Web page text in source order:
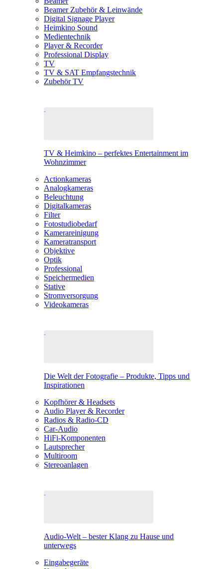
Beamer Zubehör & Leinwände
Digital Signage Player
Heimkino Sound
Medientechnik
Player & Recorder
Professional Display
TV
TV & SAT Empfangstechnik
Zubehör TV
TV & Heimkino – perfektes Entertainment im
Wohnzimmer
Actionkameras
Analogkameras
Beleuchtung
Digitalkameras
Filter
Fotostudiobedarf
Kamerareinigung
Kameratransport
Objektive
Optik
Professional
Speichermedien
Stative
Stromversorgung
Videokameras
Die Welt der Fotografie – Produkte, Tipps und
Inspirationen
Kopfhörer & Headsets
Audio Player & Recorder
Radios & Radio-CD
Car-Audio
HiFi-Komponenten
Lautsprecher
Multiroom
Stereoanlagen
Audio-Welt – bester Klang zu Hause und
unterwegs
Eingabegeräte